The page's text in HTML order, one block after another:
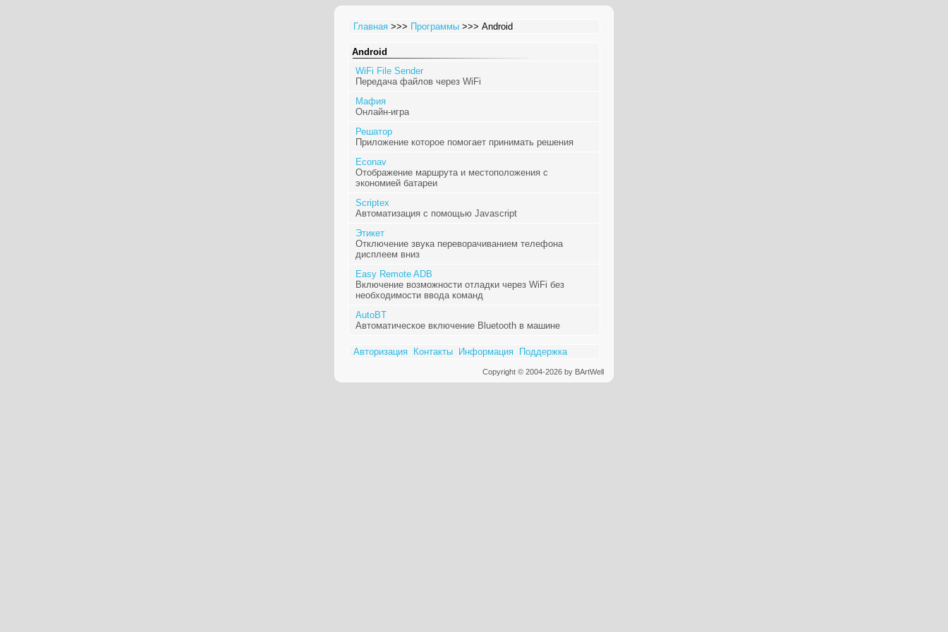
Главная >>> Программы >>> Android
Android
WiFi File Sender
Передача файлов через WiFi
Мафия
Онлайн-игра
Решатор
Приложение которое помогает принимать решения
Econav
Отображение маршрута и местоположения с
экономией батареи
Scriptex
Автоматизация с помощью Javascript
Этикет
Отключение звука переворачиванием телефона
дисплеем вниз
Easy Remote ADB
Включение возможности отладки через WiFi без
необходимости ввода команд
AutoBT
Автоматическое включение Bluetooth в машине
Авторизация Контакты Информация Поддержка
Copyright © 2004-2026 by BArtWell